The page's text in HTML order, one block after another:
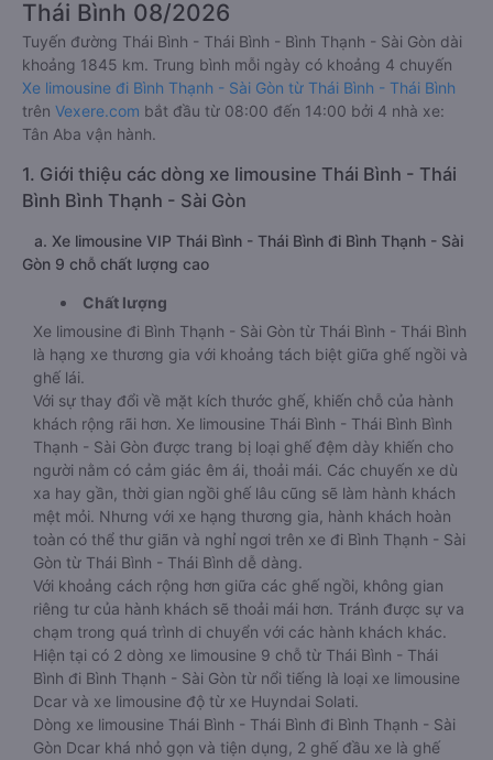
Thái Bình 08/2026
Tuyến đường Thái Bình - Thái Bình - Bình Thạnh - Sài Gòn dài
khoảng 1845 km. Trung bình mỗi ngày có khoảng 4 chuyến
Xe limousine đi Bình Thạnh - Sài Gòn từ Thái Bình - Thái Bình
trên Vexere.com bắt đầu từ 08:00 đến 14:00 bởi 4 nhà xe:
Tân Aba vận hành.
1. Giới thiệu các dòng xe limousine Thái Bình - Thái
Bình Bình Thạnh - Sài Gòn
a. Xe limousine VIP Thái Bình - Thái Bình đi Bình Thạnh - Sài
Gòn 9 chỗ chất lượng cao
Chất lượng
Xe limousine đi Bình Thạnh - Sài Gòn từ Thái Bình - Thái Bình
là hạng xe thương gia với khoảng tách biệt giữa ghế ngồi và
ghế lái.
Với sự thay đổi về mặt kích thước ghế, khiến chỗ của hành
khách rộng rãi hơn. Xe limousine Thái Bình - Thái Bình Bình
Thạnh - Sài Gòn được trang bị loại ghế đệm dày khiến cho
người nằm có cảm giác êm ái, thoải mái. Các chuyến xe dù
xa hay gần, thời gian ngồi ghế lâu cũng sẽ làm hành khách
mệt mỏi. Nhưng với xe hạng thương gia, hành khách hoàn
toàn có thể thư giãn và nghỉ ngơi trên xe đi Bình Thạnh - Sài
Gòn từ Thái Bình - Thái Bình dễ dàng.
Với khoảng cách rộng hơn giữa các ghế ngồi, không gian
riêng tư của hành khách sẽ thoải mái hơn. Tránh được sự va
chạm trong quá trình di chuyển với các hành khách khác.
Hiện tại có 2 dòng xe limousine 9 chỗ từ Thái Bình - Thái
Bình đi Bình Thạnh - Sài Gòn từ nổi tiếng là loại xe limousine
Dcar và xe limousine độ từ xe Huyndai Solati.
Dòng xe limousine Thái Bình - Thái Bình đi Bình Thạnh - Sài
Gòn Dcar khá nhỏ gọn và tiện dụng, 2 ghế đầu xe là ghế